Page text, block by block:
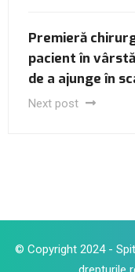
Premieră
pacient în
de a ajunge în
Next post
© Copyright 2024 -